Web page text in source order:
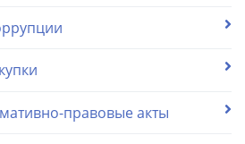
правовые акты